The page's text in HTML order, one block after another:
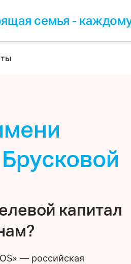
семья -
капитал
— российская